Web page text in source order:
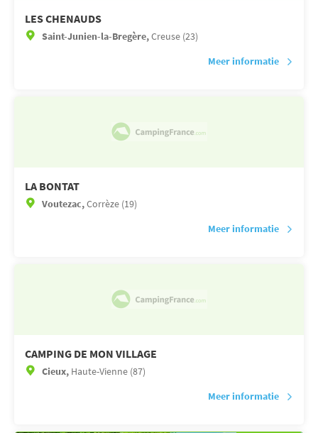
LES CHENAUDS
Saint-Junien-la-Bregère,Creuse (23)
Meer informatie
LA BONTAT
Voutezac,Corrèze (19)
Meer informatie
CAMPING DE MON VILLAGE
Cieux, Haute-Vienne (87)
Meer informatie